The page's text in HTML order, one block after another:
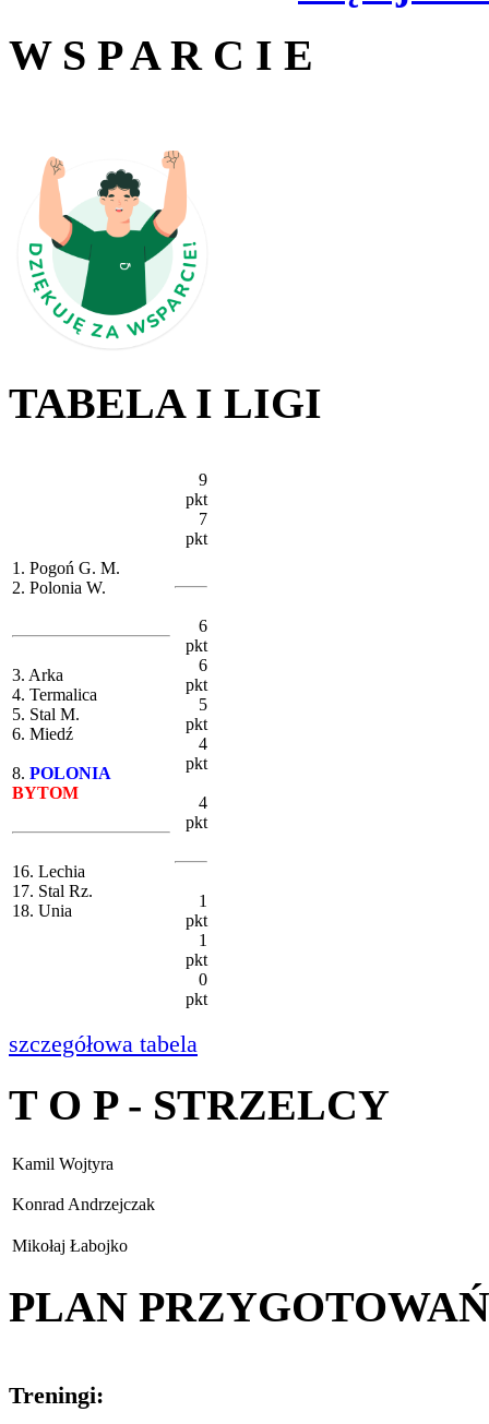
W S P A R C I E
TABELA I LIGI
1. Pogoń G. M.
2. Polonia W.
3. Arka
4. Termalica
5. Stal M.
6. Miedź
8. POLONIA
BYTOM
16. Lechia
17. Stal Rz.
18. Unia
9
pkt
7
pkt
6
pkt
6
pkt
5
pkt
4
pkt
4
pkt
1
pkt
1
pkt
0
pkt
szczegółowa tabela
T O P - STRZELCY
Kamil Wojtyra
Konrad Andrzejczak
Mikołaj Łabojko
PLAN PRZYGOTOWAŃ
Treningi: